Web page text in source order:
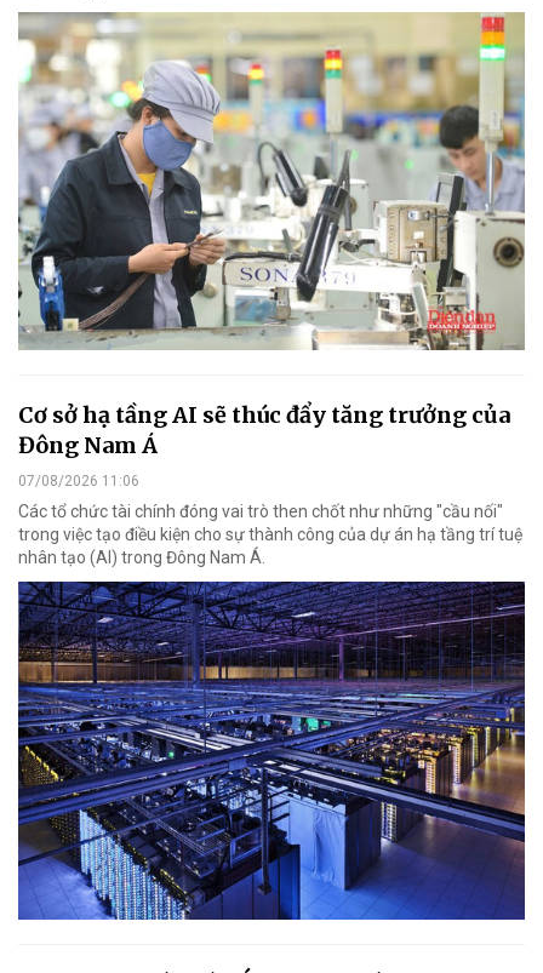
Cơ sở hạ tầng AI sẽ thúc đẩy tăng trưởng của
Đông Nam Á
07/08/2026 11:06
Các tổ chức tài chính đóng vai trò then chốt như những "cầu nối"
trong việc tạo điều kiện cho sự thành công của dự án hạ tầng trí tuệ
nhân tạo (AI) trong Đông Nam Á.